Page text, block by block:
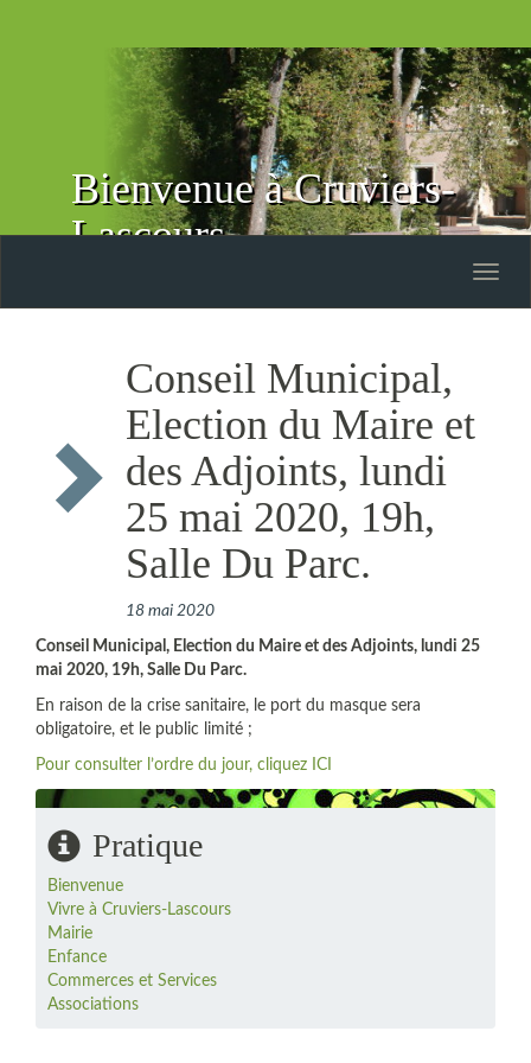
Bienvenue à Cruviers-
Lascours
Toggle
Conseil Municipal,
Election du Maire et
des Adjoints, lundi
25 mai 2020, 19h,
Salle Du Parc.
18 mai 2020
Conseil Municipal, Election du Maire et des Adjoints, lundi 25
mai 2020, 19h, Salle Du Parc.
En raison de la crise sanitaire, le port du masque sera
obligatoire, et le public limité ;
Pour consulter l’ordre du jour, cliquez ICI
Pratique
Bienvenue
Vivre à Cruviers-Lascours
Mairie
Enfance
Commerces et Services
Associations